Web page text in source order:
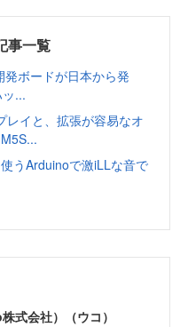
事一覧
ボードが日本から発
...
レイと、拡張が容易なオ
うArduinoで激iLLな音で
式会社）（ウコ）